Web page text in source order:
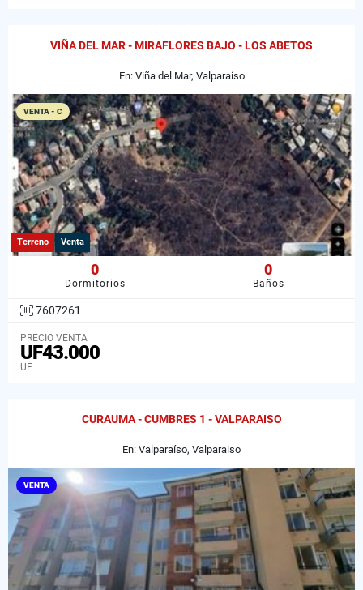
VIÑA DEL MAR - MIRAFLORES BAJO - LOS ABETOS
En: Viña del Mar, Valparaiso
VENTA - C
Terreno Venta
0
Dormitorios
0
Baños
7607261
PRECIO VENTA
UF43.000
UF
CURAUMA - CUMBRES 1 - VALPARAISO
En: Valparaíso, Valparaiso
VENTA